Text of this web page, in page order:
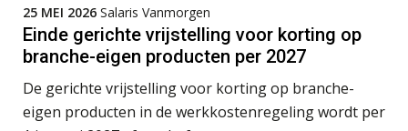
25 MEI 2026 Salaris Vanmorgen
Einde gerichte vrijstelling voor korting op
branche-eigen producten per 2027
De gerichte vrijstelling voor korting op branche-
eigen producten in de werkkostenregeling wordt per
26
AUG
Summercourse Impact en invloed van AI op de salarisverwerking (basis)
MOCuitgevers
27
Summercourse Impact en invloed van AI op de salarisverwerking (verdieping)